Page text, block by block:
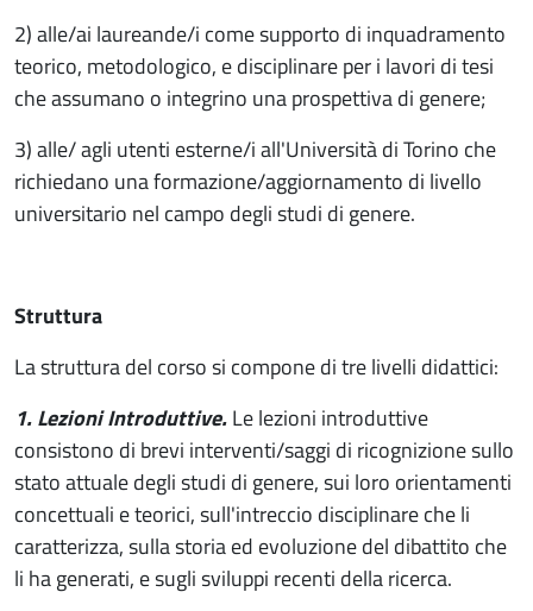
2) alle/ai laureande/i come supporto di inquadramento
teorico, metodologico, e disciplinare per i lavori di tesi
che assumano o integrino una prospettiva di genere;
3) alle/ agli utenti esterne/i all'Università di Torino che
richiedano una formazione/aggiornamento di livello
universitario nel campo degli studi di genere.
Struttura
La struttura del corso si compone di tre livelli didattici:
1. Lezioni Introduttive.Le lezioni introduttive
consistono di brevi interventi/saggi di ricognizione sullo
stato attuale degli studi di genere, sui loro orientamenti
concettuali e teorici, sull'intreccio disciplinare che li
caratterizza, sulla storia ed evoluzione del dibattito che
li ha generati, e sugli sviluppi recenti della ricerca.